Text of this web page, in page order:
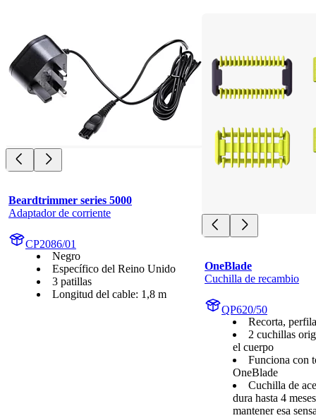
Beardtrimmer series 5000
Adaptador de corriente
CP2086/01
Negro
Específico del Reino Unido
3 patillas
Longitud del cable: 1,8 m
OneBlade
Cuchilla de recambio
QP620/50
Recorta,
2 cuchillas
el cuerpo
Funciona con
OneBlade
Cuchilla de
dura hasta 4
mantener esa